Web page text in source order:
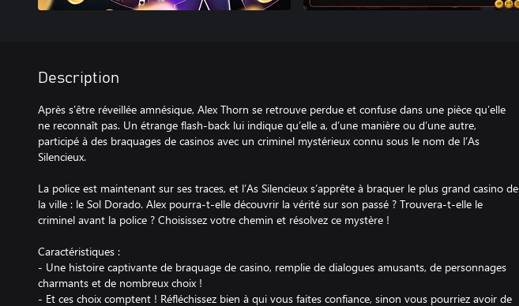
Description
Après s’être réveillée amnésique, Alex Thorn se retrouve perdue et confuse dans une pièce qu’elle
ne reconnaît pas. Un étrange flash-back lui indique qu’elle a, d’une manière ou d’une autre,
participé à des braquages de casinos avec un criminel mystérieux connu sous le nom de l’As
Silencieux.
La police est maintenant sur ses traces, et l’As Silencieux s’apprête à braquer le plus grand casino de
la ville : le Sol Dorado. Alex pourra-t-elle découvrir la vérité sur son passé ? Trouvera-t-elle le
criminel avant la police ? Choisissez votre chemin et résolvez ce mystère !
Caractéristiques :
- Une histoire captivante de braquage de casino, remplie de dialogues amusants, de personnages
charmants et de nombreux choix !
- Et ces choix comptent ! Réfléchissez bien à qui vous faites confiance, sinon vous pourriez avoir de